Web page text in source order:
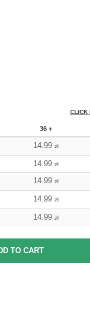
CLICK
36 +
14.99 zł
14.99 zł
14.99 zł
14.99 zł
14.99 zł